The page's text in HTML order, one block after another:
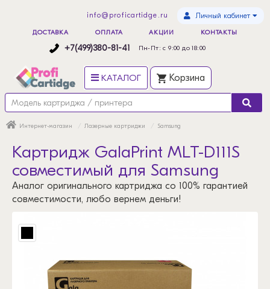
info@proficartidge.ru Личный кабинет
ДОСТАВКА ОПЛАТА АКЦИИ КОНТАКТЫ
+7(499)380-81-41 Пн-Пт: с 9:00 до 18:00
КАТАЛОГ Корзина
Интернет-магазин Лазерные картриджи Samsung
Картридж GalaPrint MLT-D111S
совместимый для Samsung
Аналог оригинального картриджа со 100% гарантией
совместимости, любо вернем деньги!